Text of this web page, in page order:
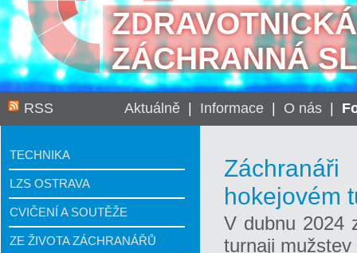
ZDRAVOTNICKÁ
ZÁCHRANNÁ
RSS Aktuálně| Informace| O nás|
TECHNIKA
LZS OSTRAVA
CVIČENÍ A SOUTĚŽE
ZE ŽIVOTA ZÁCHRANÁŘŮ
hokejovém
V dubnu 2024
turnaji